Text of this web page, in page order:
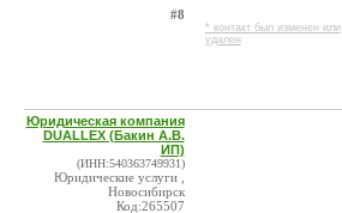
#8
* контакт был изменен или
удален
Юридическая компания
DUALLEX (Бакин А.В.
ИП)
(ИНН:540363749931)
Юридические услуги ,
Новосибирск
Код:265507